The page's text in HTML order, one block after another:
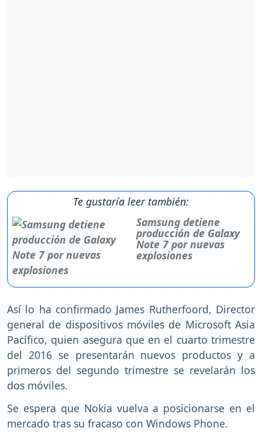
Te gustaría leer también:
Samsung detiene
producción de Galaxy
Note 7 por nuevas
explosiones
Así lo ha confirmado James Rutherfoord, Director
general de dispositivos móviles de Microsoft Asia
Pacífico, quien asegura que en el cuarto trimestre
del 2016 se presentarán nuevos productos y a
primeros del segundo trimestre se revelarán los
dos móviles.
Se espera que Nokia vuelva a posicionarse en el
mercado tras su fracaso con Windows Phone.